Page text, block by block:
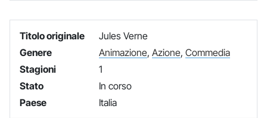
Titolo originale
Jules Verne
Genere
Animazione, Azione, Commedia
Stagioni
1
Stato
In corso
Paese
Italia